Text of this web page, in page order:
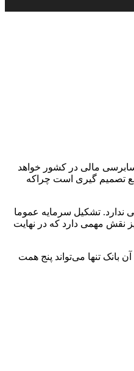
مالی در کشور خواهد
تصمیم گیری است چراکه
تشکیل سرمایه عموما
نقش مهمی دارد که در نهایت
تنها می‌تواند پنج همت